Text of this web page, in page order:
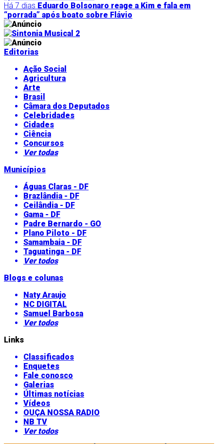
Há 7 dias Eduardo Bolsonaro reage a Kim e fala em
“porrada” após boato sobre Flávio
Editorias
Ação Social
Agricultura
Arte
Brasil
Câmara dos Deputados
Celebridades
Cidades
Ciência
Concursos
Ver todas
Municípios
Águas Claras - DF
Brazlândia - DF
Ceilândia - DF
Gama - DF
Padre Bernardo - GO
Plano Piloto - DF
Samambaia - DF
Taguatinga - DF
Ver todos
Blogs e colunas
Naty Araujo
NC DIGITAL
Samuel Barbosa
Ver todos
Links
Classificados
Enquetes
Fale conosco
Galerias
Últimas notícias
Vídeos
OUÇA NOSSA RADIO
NB TV
Ver todos